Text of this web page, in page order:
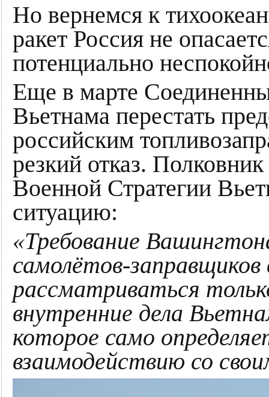
Но вернемся к
ракет Россия не
потенциально
Еще в марте
Вьетнама перестать
российским
резкий отказ.
Военной Стратегии
ситуацию:
«Требование
самолётов-
рассматриваться
внутренние дела
которое само
взаимодействию со